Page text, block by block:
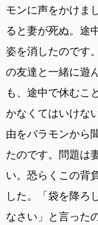
モンに声をかけま
ると妻が死ぬ。途
姿を消したのです
の友達と一緒に遊
も、途中で休むこ
かなくてはいけな
由をバラモンから
たのです。問題は
い。恐らくこの背
した。「袋を降ろ
なさい」と言った